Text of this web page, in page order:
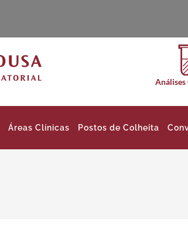
Análises
Áreas Clínicas Postos de Colheita